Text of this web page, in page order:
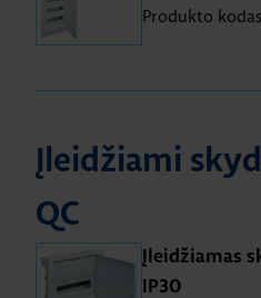
Produkto
Įleidžiami
QC
Įleidžiamas
IP30